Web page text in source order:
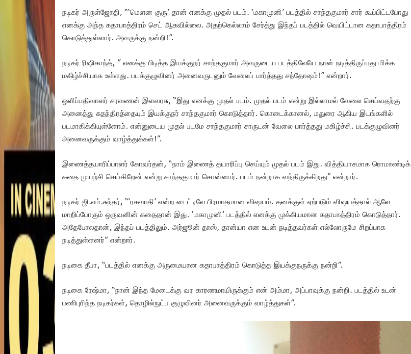
நடிகர் அருள்ஜோதி, “‘மெளன குரு’ தான் எனக்கு முதல் படம். ‘மகாமுனி’ படத்தில் சாந்தகுமார் சார் கூப்பிட்டபோது
எனக்கு அந்த கதாபாத்திரம் செட் ஆகவில்லை. அதற்கெல்லாம் சேர்த்து இந்தப் படத்தில் வெயிட்டான கதாபாத்திரம்
கொடுத்துள்ளார். அவருக்கு நன்றி!”.
நடிகர் ரிஷிகாந்த், ” எனக்கு பிடித்த இயக்குநர் சாந்தகுமார் அவருடைய படத்திலேயே நான் நடித்திருப்பது மிக்க
மகிழ்ச்சியாக உள்ளது. படக்குழுவினர் அனைவருடனும் வேலைப் பார்த்தது சந்தோஷம்!” என்றார்.
ஒளிப்பதிவாளர் சரவணன் இளவரசு, “இது எனக்கு முதல் படம். முதல் படம் என்று இல்லாமல் வேலை செய்வதற்கு
அனைத்து சுதந்திரத்தையும் இயக்குநர் சாந்தகுமார் கொடுத்தார். கொடைக்கானல், மதுரை ஆகிய இடங்களில்
படமாகிக்கியுள்ளோம். என்னுடைய முதல் படமே சாந்தகுமார் சாருடன் வேலை பார்த்தது மகிழ்ச்சி. படக்குழுவினர்
அனைவருக்கும் வாழ்த்துக்கள்!”.
இணைத்தயாரிப்பாளர் கோவர்தன், “நாம் இணைத் தயாரிப்பு செய்யும் முதல் படம் இது. வித்தியாசமாக ரொமாண்டிக்
கதை முயற்சி செய்கிறேன் என்று சாந்தகுமார் சொன்னார். படம் நன்றாக வந்திருக்கிறது” என்றார்.
நடிகர் ஜி.எம்.சுந்தர், “‘ரசவாதி’ என்ற டைட்டிலே பிரமாதமான விஷயம். தனக்குள் ஏற்படும் விஷயத்தால் ஆளே
மாறிப்போகும் ஒருவனின் கதைதான் இது. ‘மகாமுனி’ படத்தில் எனக்கு முக்கியமான கதாபாத்திரம் கொடுத்தார்.
அதேபோலதான், இந்தப் படத்திலும். அர்ஜூன் தாஸ், தான்யா என உடன் நடித்தவர்கள் எல்லோருமே சிறப்பாக
நடித்துள்ளனர்” என்றார்.
நடிகை தீபா, “படத்தில் எனக்கு அருமையான கதாபாத்திரம் கொடுத்த இயக்குநருக்கு நன்றி”.
நடிகை ரேஷ்மா, “நான் இந்த மேடைக்கு வர காரணமாயிருக்கும் என் அம்மா, அப்பாவுக்கு நன்றி. படத்தில் உடன்
பணிபுரிந்த நடிகர்கள், தொழில்நுட்ப குழுவினர் அனைவருக்கும் வாழ்த்துகள்”.